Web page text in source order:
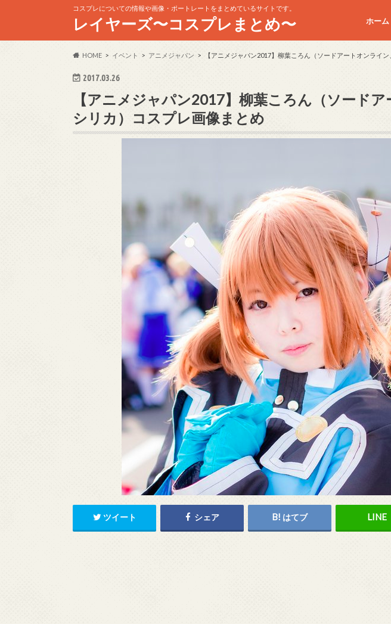
コスプレについての情報や画像・ポートレートをまとめているサイトです。
レイヤーズ〜コスプレまとめ〜 ホーム
HOME イベント アニメジャパン 【アニメジャパン2017】柳葉ころん（ソードアートオンライ
2017.03.26
【アニメジャパン2017】柳葉ころん（ソードア
シリカ）コスプレ画像まとめ
ツイート シェア はてブ